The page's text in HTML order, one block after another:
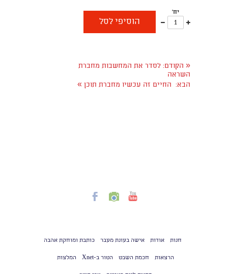
יח'
עוד
אחד
אחד
הוסיפי לסל
« הקודם: לסדר את המחשבות מחברת
השראה
הבא: החיים זה עכשיו מחברת תוכן »
חנות אודות אישה בעונת מעבר כותבת ומוחקת אהבה
הרצאות חכמת השבט הטור ב-Xnet המלצות